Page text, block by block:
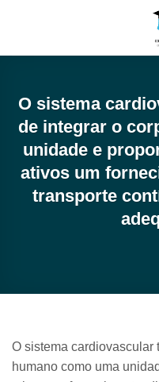
O sistema
de integrar o
unidade e
ativos um
transporte
O sistema cardiovascular
humano como uma